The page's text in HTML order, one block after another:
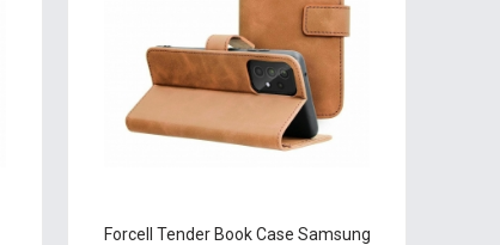
Forcell Tender Book Case Samsung